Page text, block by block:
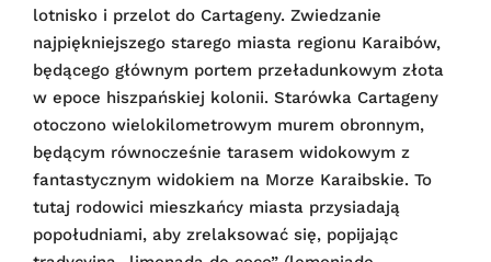
lotnisko i przelot do Cartageny. Zwiedzanie
najpiękniejszego starego miasta regionu Karaibów,
będącego głównym portem przeładunkowym złota
w epoce hiszpańskiej kolonii. Starówka Cartageny
otoczono wielokilometrowym murem obronnym,
będącym równocześnie tarasem widokowym z
fantastycznym widokiem na Morze Karaibskie. To
tutaj rodowici mieszkańcy miasta przysiadają
popołudniami, aby zrelaksować się, popijając